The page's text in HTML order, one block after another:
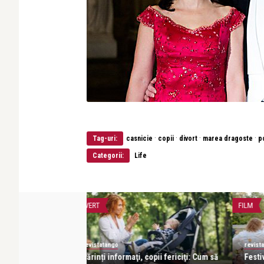
Tag-uri: casnicie · copii · divort · marea dragoste ·
Categorii: Life
PĂRINȚI ȘI COPII
revistatango
Puterea cititului cu voce tare pentru